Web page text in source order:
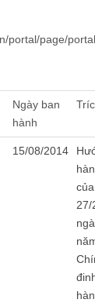
portal/page/
Ngày ban
hành
15/08/2014
27/